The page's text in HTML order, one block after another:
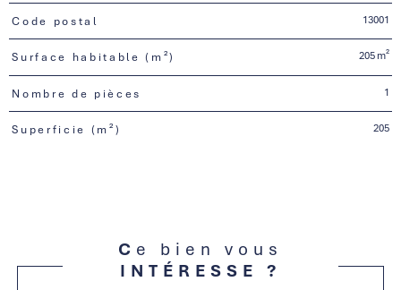
Code postal 13001
Surface habitable (m²) 205 m²
Nombre de pièces 1
Superficie (m²) 205
Ce bien vous
INTÉRESSE ?